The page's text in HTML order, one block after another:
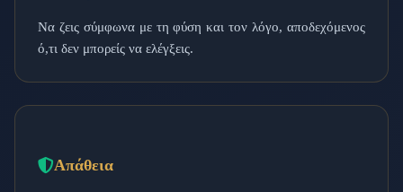
Να ζεις σύμφωνα με τη φύση και τον λόγο, αποδεχόμενος
ό,τι δεν μπορείς να ελέγξεις.
Απάθεια